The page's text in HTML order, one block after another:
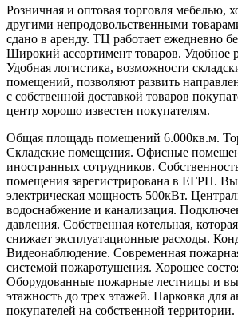
Розничная и оптовая торговля мебелью,
другими непродовольственными
сдано в аренду. ТЦ работает ежедневно
Широкий ассортимент товаров. Удобное
Удобная логистика, возможности
помещений, позволяют развить
с собственной доставкой товаров
центр хорошо известен покупателям.
Общая площадь помещений 6.000кв.м.
Складские помещения. Офисные
иностранных сотрудников.
помещения зарегистрирована в ЕГРН.
электрическая мощность 500кВт.
водоснабжение и канализация.
давления. Собственная котельная,
снижает эксплуатационные расходы.
Видеонаблюдение. Современная
системой пожаротушения. Хорошее
Оборудованные пожарные лестницы и
этажность до трех этажей. Парковка для
покупателей на собственной территории.